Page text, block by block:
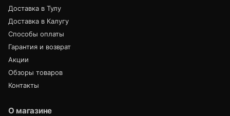
Доставка в Тулу
Доставка в Калугу
Способы оплаты
Гарантия и возврат
Акции
Обзоры товаров
Контакты
О магазине